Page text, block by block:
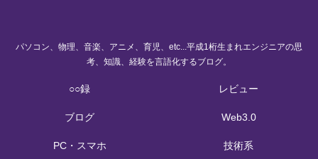
パソコン、物理、音楽、アニメ、育児、etc...平成1桁生まれエンジニアの思
考、知識、経験を言語化するブログ。
○○録 レビュー
ブログ Web3.0
PC・スマホ 技術系